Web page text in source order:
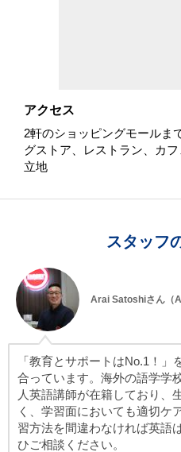
アクセス
2軒のショッピングモールま
グストア、レストラン、カ
立地
スタッフ
Arai Satoshiさん（
「教育とサポートはNo.1！
合っています。海外の語学学
人英語講師が在籍しており、
く、学習面においても適切ケ
習方法を間違わなければ英語
ひご相談ください。